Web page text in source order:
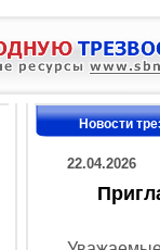
Новости
22.04.2026